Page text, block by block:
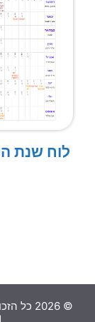
לוח שנת הלימודים
© 2026 כל הזכויות שמורות לטו נט ישראל |